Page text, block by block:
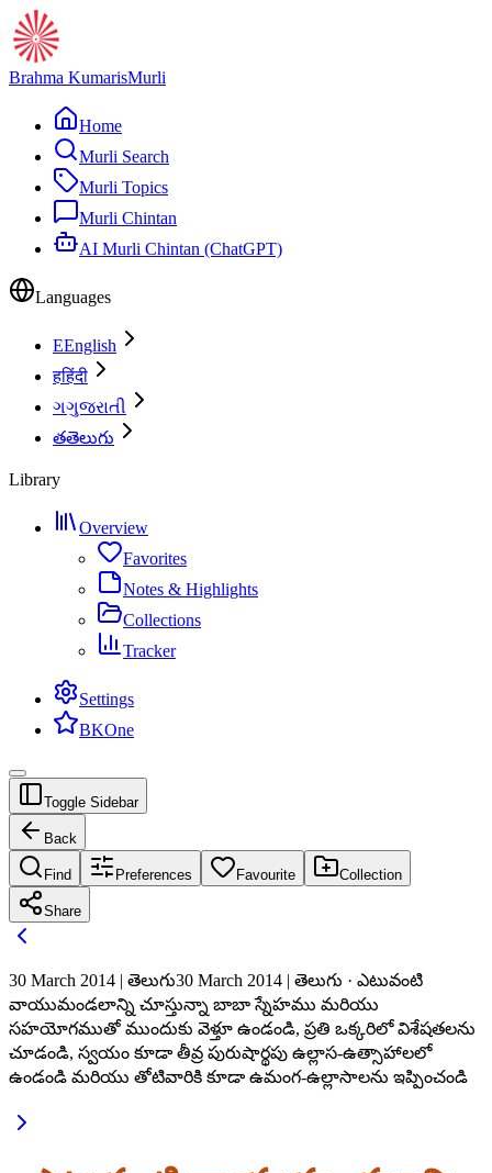
Brahma KumarisMurli
Home
Murli Search
Murli Topics
Murli Chintan
AI Murli Chintan (ChatGPT)
Languages
EEnglish
हहिंदी
ગગુજરાતી
తతెలుగు
Library
Overview
Favorites
Notes & Highlights
Collections
Tracker
Settings
BKOne
Toggle Sidebar
Back
Find Preferences Favourite Collection
Share
30 March 2014 | తెలుగు30 March 2014 | తెలుగు · ఎటువంటి
వాయుమండలాన్ని చూస్తున్నా బాబా స్నేహము మరియు
సహయోగముతో ముందుకు వెళ్తూ ఉండండి, ప్రతి ఒక్కరిలో విశేషతలను
చూడండి, స్వయం కూడా తీవ్ర పురుషార్థపు ఉల్లాస-ఉత్సాహాలలో
ఉండండి మరియు తోటివారికి కూడా ఉమంగ-ఉల్లాసాలను ఇప్పించండి